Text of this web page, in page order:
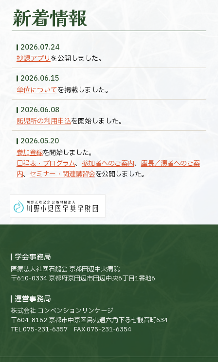
2026.07.24
抄録アプリを公開しました。
2026.06.15
単位についてを掲載しました。
2026.06.08
託児所の利用申込を開始しました。
2026.05.20
参加登録を開始しました。
日程表・プログラム、 参加者へのご案内、 座長／演者へのご案
内、 セミナー・関連講習会を公開しました。
演題募集を締め切りました。多くのご登録ありがとうござい
ました。
2025.12.17
演題募集を開始いたしました。
2025.10.08
会場アクセスを掲載しました。
学会事務局
医療法人社団石鎚会 京都田辺中央病院
〒610-0334 京都府京田辺市田辺中央6丁目1番地6
運営事務局
株式会社 コンベンションリンケージ
〒604-8162 京都市中京区烏丸通六角下る七観音町634
TEL 075-231-6357 FAX 075-231-6354